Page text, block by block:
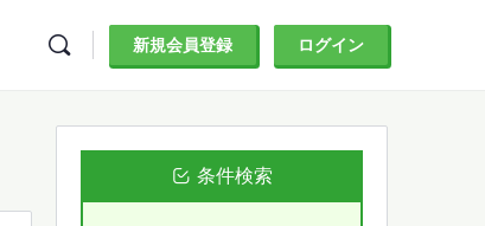
新規会員登録 ログイン
条件検索